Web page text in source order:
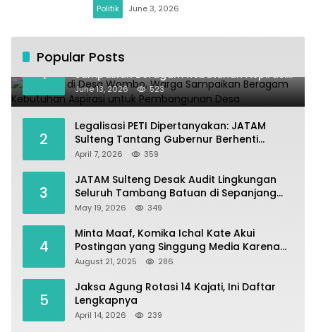
Politik June 3, 2026
Popular Posts
1
Kundapil di Desa Wombo, Warga
Sampaikan Beragam Kebutuhan Aspirasi
untuk Pembangunan Desa
June 13, 2026 523
2
Legalisasi PETI Dipertanyakan: JATAM
Sulteng Tantang Gubernur Berhenti
Andalkan Tambang dan Selamatkan
April 7, 2026 359
3
JATAM Sulteng Desak Audit Lingkungan
Seluruh Tambang Batuan di Sepanjang
Pesisir Palu–Donggala
May 19, 2026 349
4
Minta Maaf, Komika Ichal Kate Akui
Postingan yang Singgung Media Karena
Emosi
August 21, 2025 286
5
Jaksa Agung Rotasi 14 Kajati, Ini Daftar
Lengkapnya
April 14, 2026 239